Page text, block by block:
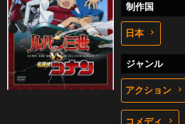
制作国
日本
ジャンル
アクション
コメディ